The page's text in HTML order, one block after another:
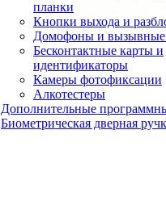
планки
Кнопки выхода и
Домофоны и вызывные
Бесконтактные карты и
идентификаторы
Камеры фотофиксации
Алкотестеры
Дополнительные
Биометрическая дверная